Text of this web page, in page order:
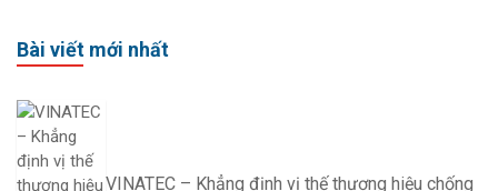
Bài viết mới nhất
VINATEC – Khẳng định vị thế thương hiệu chống